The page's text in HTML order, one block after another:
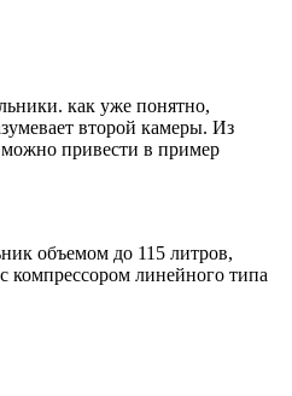
как уже понятно,
второй камеры. Из
привести в пример
объемом до 115 литров,
компрессором линейного типа